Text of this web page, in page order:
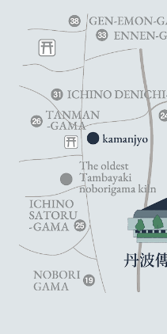
旅遊資訊
Privacy policy
Language